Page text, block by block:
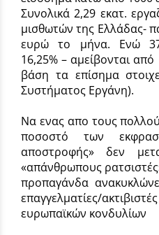
Συνολικά 2,29 εκατ.
μισθωτών της Ελλάδας-
ευρώ το μήνα. Ενώ
16,25% – αμείβονται
βάση τα επίσημα
Συστήματος Εργάνη).
Να ενας απο τους
ποσοστό των
αποστροφής» δεν
«απάνθρωπους
προπαγάνδα
επαγγελματίες/
ευρωπαϊκών κονδυλίων